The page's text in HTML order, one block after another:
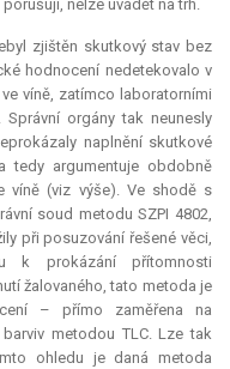
nelze uvádět na trh.
zjištěn skutkový stav bez
hodnocení nedetekovalo v
víně, zatímco laboratorními
orgány tak neunesly
naplnění skutkové
tedy argumentuje obdobně
víně (viz výše). Ve shodě s
soud metodu SZPI 4802,
při posuzování řešené věci,
k prokázání přítomnosti
žalovaného, tato metoda je
– přímo zaměřena na
metodou TLC. Lze tak
ohledu je daná metoda